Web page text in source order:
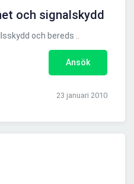
och signalskydd
och bereds ..
Ansök
23 januari 2010